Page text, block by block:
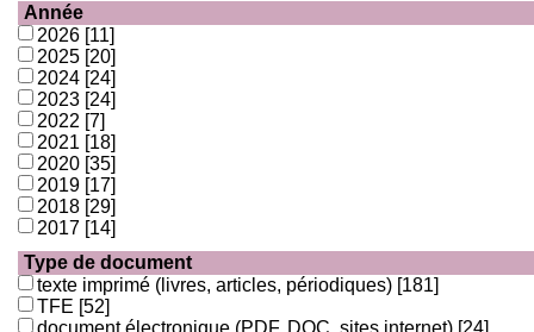
Année
2026 [11]
2025 [20]
2024 [24]
2023 [24]
2022 [7]
2021 [18]
2020 [35]
2019 [17]
2018 [29]
2017 [14]
Type de document
texte imprimé (livres, articles, périodiques) [181]
TFE [52]
document électronique (PDF, DOC, sites internet) [24]